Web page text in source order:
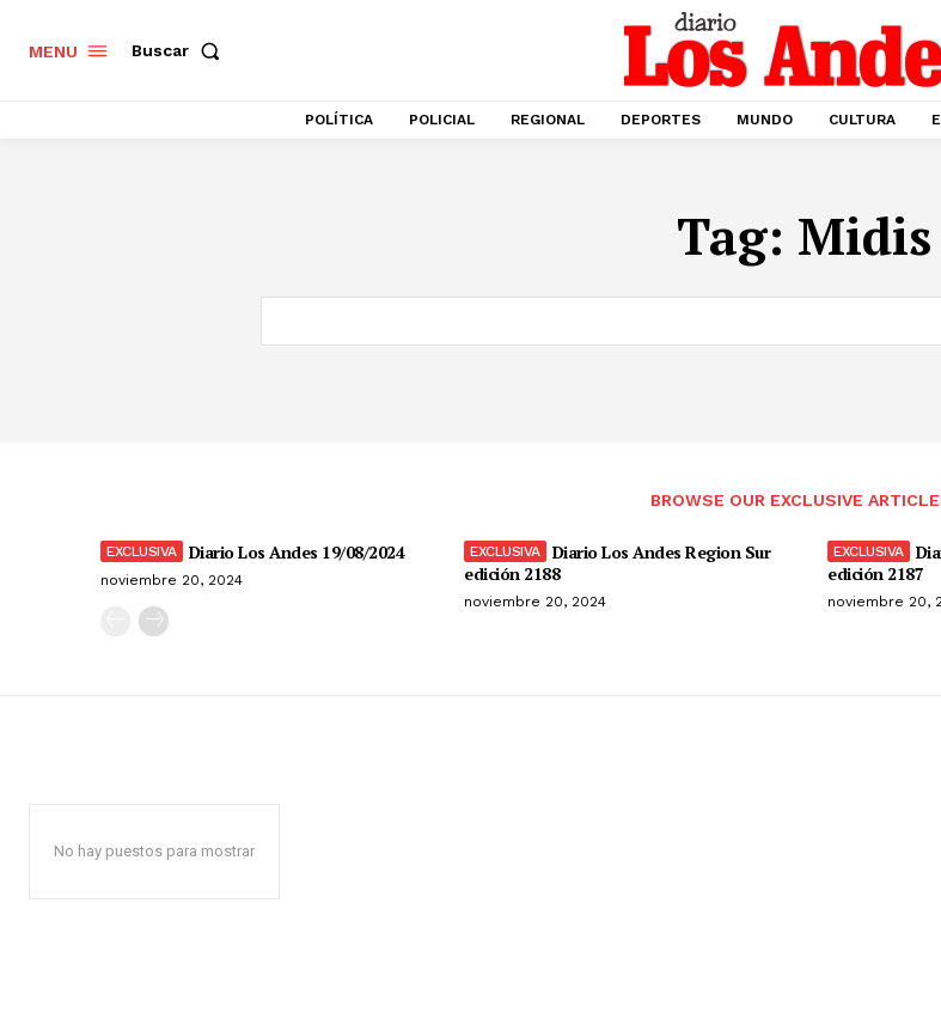
MENU Buscar
POLÍTICA POLICIAL REGIONAL DEPORTES MUNDO CULTURA
Tag: Midis
BROWSE OUR EXCLUSIVE
Diario Los Andes 19/08/2024
noviembre 20, 2024
Diario Los Andes Region Sur
edición 2188
noviembre 20, 2024
edición 2187
noviembre 20,
No hay puestos para mostrar